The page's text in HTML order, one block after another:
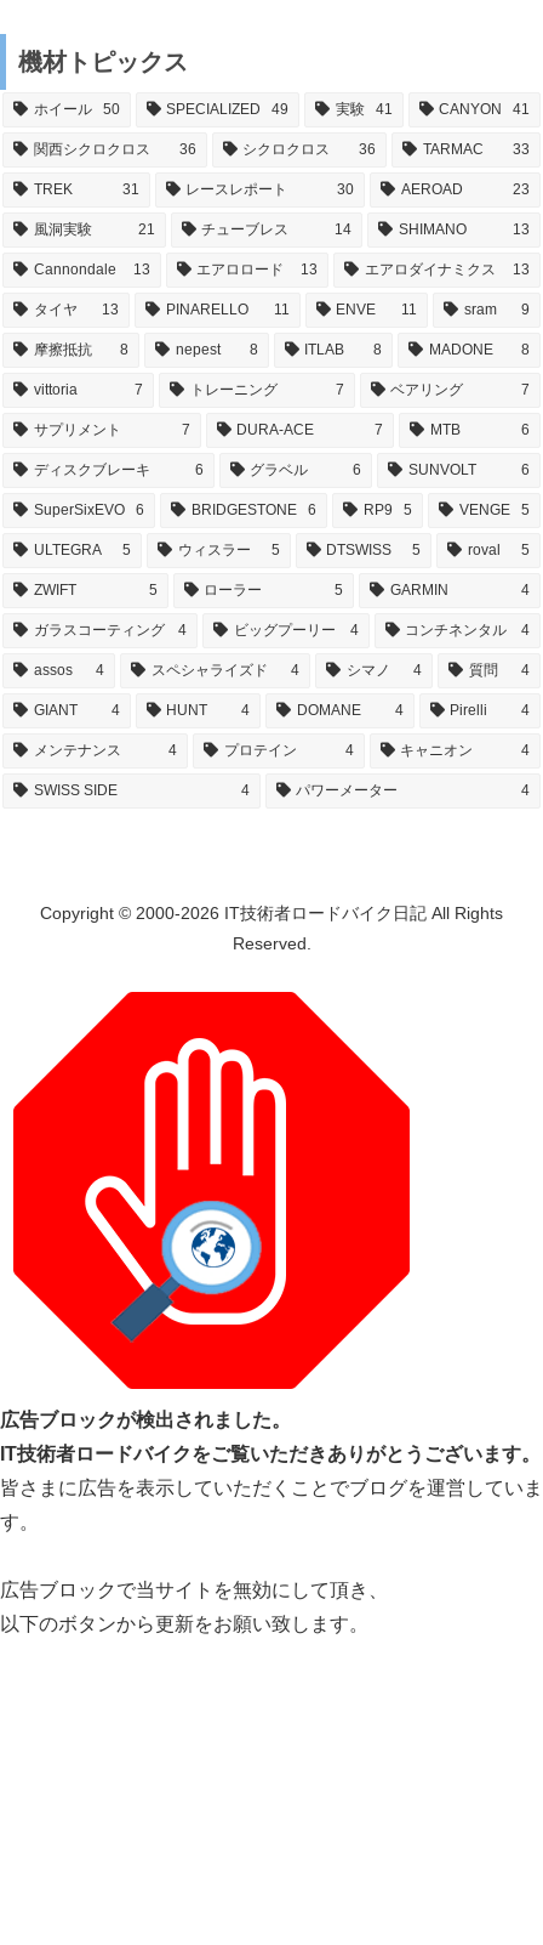
機材トピックス
ホイール 50 SPECIALIZED 49 実験 41 CANYON 41
関西シクロクロス 36 シクロクロス 36 TARMAC 33
TREK 31 レースレポート 30 AEROAD 23
風洞実験 21 チューブレス 14 SHIMANO 13
Cannondale 13 エアロロード 13 エアロダイナミクス 13
タイヤ 13 PINARELLO 11 ENVE 11 sram 9
摩擦抵抗 8 nepest 8 ITLAB 8 MADONE 8
vittoria 7 トレーニング 7 ベアリング 7
サプリメント 7 DURA-ACE 7 MTB 6
ディスクブレーキ 6 グラベル 6 SUNVOLT 6
SuperSixEVO 6 BRIDGESTONE 6 RP9 5 VENGE 5
ULTEGRA 5 ウィスラー 5 DTSWISS 5 roval 5
ZWIFT 5 ローラー 5 GARMIN 4
ガラスコーティング 4 ビッグプーリー 4 コンチネンタル 4
assos 4 スペシャライズド 4 シマノ 4 質問 4
GIANT 4 HUNT 4 DOMANE 4 Pirelli 4
メンテナンス 4 プロテイン 4 キャニオン 4
SWISS SIDE 4 パワーメーター 4
Copyright © 2000-2026 IT技術者ロードバイク日記 All Rights
Reserved.
広告ブロックが検出されました。
IT技術者ロードバイクをご覧いただきありがとうございます。
皆さまに広告を表示していただくことでブログを運営していま
す。
広告ブロックで当サイトを無効にして頂き、
以下のボタンから更新をお願い致します。